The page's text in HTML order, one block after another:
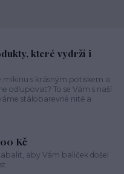
které vydrží i
mikinu s krásným potiskem a
odlupovat? To se Vám s naší
stálobarevné nitě a
Kč
aby Vám balíček došel